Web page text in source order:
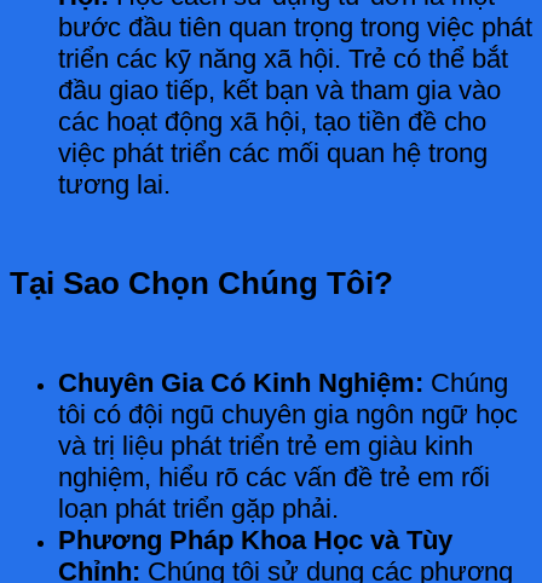
bước đầu tiên quan trọng trong việc phát
triển các kỹ năng xã hội. Trẻ có thể bắt
đầu giao tiếp, kết bạn và tham gia vào
các hoạt động xã hội, tạo tiền đề cho
việc phát triển các mối quan hệ trong
tương lai.
Tại Sao Chọn Chúng Tôi?
Chuyên Gia Có Kinh Nghiệm: Chúng
tôi có đội ngũ chuyên gia ngôn ngữ học
và trị liệu phát triển trẻ em giàu kinh
nghiệm, hiểu rõ các vấn đề trẻ em rối
loạn phát triển gặp phải.
Phương Pháp Khoa Học và Tùy
Chỉnh: Chúng tôi sử dụng các phương